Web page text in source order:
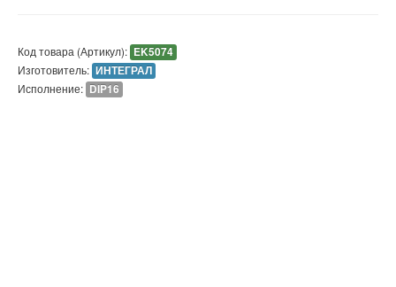
Код товара (Артикул): EK5074
Изготовитель: ИНТЕГРАЛ
Исполнение: DIP16